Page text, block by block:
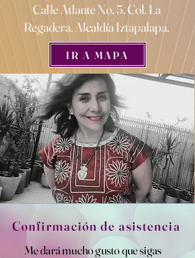
Calle Atlante No. 5, Col. La
Regadera, Alcaldía Iztapalapa.
IR A MAPA
Confirmación de asistencia
Me dará mucho gusto que sigas